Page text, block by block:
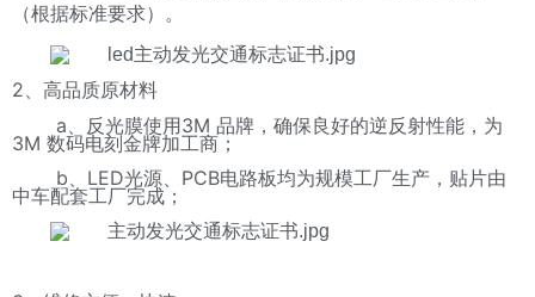
（根据标准要求）。
2 、高品质原材料
a、 反光膜使用 3M 品牌，确保良好的逆反射性能，为
3M 数码电刻金牌加工商；
b、LED光源、 PCB电路板均为规模工厂生产，贴片由
中车配套工厂完成；